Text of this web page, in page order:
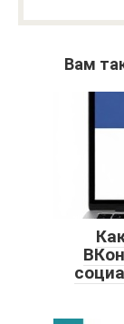
Вам